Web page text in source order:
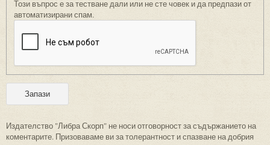
Този въпрос е за тестване дали или не сте човек и да предпази от
автоматизирани спам.
Издателство "Либра Скорп" не носи отговорност за съдържанието на
коментарите. Призоваваме ви за толерантност и спазване на добрия